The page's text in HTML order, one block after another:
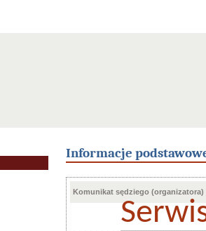
Informacje
Komunikat sędziego (organizatora)